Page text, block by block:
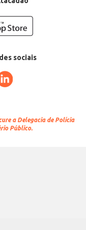
sociais
a Delegacia de Polícia
Público.